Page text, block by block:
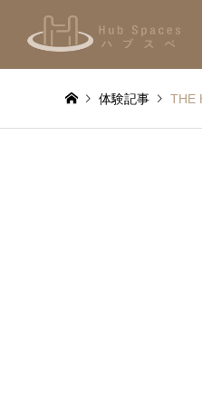
体験記事 THE